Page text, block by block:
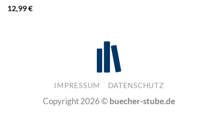
12,99€
IMPRESSUM DATENSCHUTZ
Copyright 2026 © buecher-stube.de